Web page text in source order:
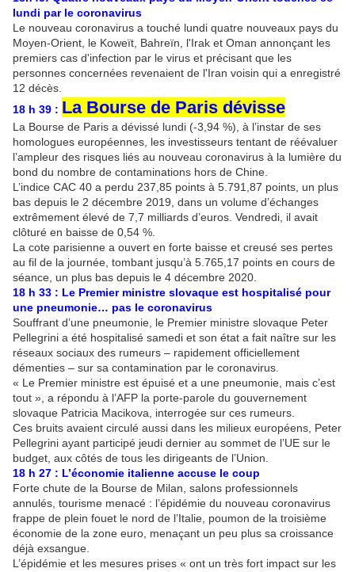
lundi par le coronavirus
Le nouveau coronavirus a touché lundi quatre nouveaux pays du
Moyen-Orient, le Koweït, Bahreïn, l'Irak et Oman annonçant les
premiers cas d'infection par le virus et précisant que les
personnes concernées revenaient de l'Iran voisin qui a enregistré
12 décès.
18 h 39 : La Bourse de Paris dévisse
La Bourse de Paris a dévissé lundi (-3,94 %), à l’instar de ses
homologues européennes, les investisseurs tentant de réévaluer
l’ampleur des risques liés au nouveau coronavirus à la lumière du
bond du nombre de contaminations hors de Chine.
L’indice CAC 40 a perdu 237,85 points à 5.791,87 points, un plus
bas depuis le 2 décembre 2019, dans un volume d’échanges
extrêmement élevé de 7,7 milliards d’euros. Vendredi, il avait
clôturé en baisse de 0,54 %.
La cote parisienne a ouvert en forte baisse et creusé ses pertes
au fil de la journée, tombant jusqu’à 5.765,17 points en cours de
séance, un plus bas depuis le 4 décembre 2020.
18 h 33 : Le Premier ministre slovaque est hospitalisé pour
une pneumonie… pas le coronavirus
Souffrant d’une pneumonie, le Premier ministre slovaque Peter
Pellegrini a été hospitalisé samedi et son état a fait naître sur les
réseaux sociaux des rumeurs – rapidement officiellement
démenties – sur sa contamination par le coronavirus.
« Le Premier ministre est épuisé et a une pneumonie, mais c’est
tout », a répondu à l’AFP la porte-parole du gouvernement
slovaque Patricia Macikova, interrogée sur ces rumeurs.
Ces bruits avaient circulé aussi dans les milieux européens, Peter
Pellegrini ayant participé jeudi dernier au sommet de l’UE sur le
budget, aux côtés de tous les dirigeants de l’Union.
18 h 27 : L’économie italienne accuse le coup
Forte chute de la Bourse de Milan, salons professionnels
annulés, tourisme menacé : l’épidémie du nouveau coronavirus
frappe de plein fouet le nord de l’Italie, poumon de la troisième
économie de la zone euro, menaçant un peu plus sa croissance
déjà exsangue.
L’épidémie et les mesures prises « ont un très fort impact sur les